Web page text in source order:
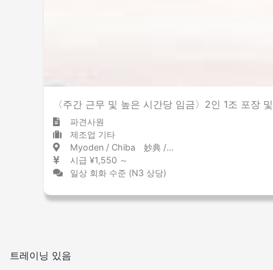
〈주간 근무 및 높은 시간당 임금〉2인 1조 포장
파견사원
제조업 기타
Myoden / Chiba 妙典 / 千葉県
시급 ¥1,550 ～
일상 회화 수준 (N3 상당)
트레이닝 있음